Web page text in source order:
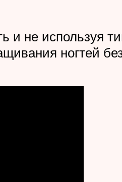
и не используя
ногтей